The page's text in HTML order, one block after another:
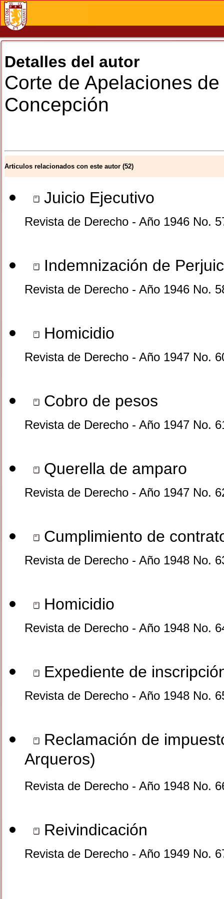
Detalles del autor
Corte de Apelaciones de
Concepción
Articulos relacionados con este autor (52)
Juicio Ejecutivo
Revista de Derecho - Año 1946 No.
Indemnización de
Revista de Derecho - Año 1946 No.
Homicidio
Revista de Derecho - Año 1947 No.
Cobro de pesos
Revista de Derecho - Año 1947 No.
Querella de amparo
Revista de Derecho - Año 1947 No.
Cumplimiento de
Revista de Derecho - Año 1948 No.
Homicidio
Revista de Derecho - Año 1948 No.
Expediente de
Revista de Derecho - Año 1948 No.
Reclamación de
Arqueros)
Revista de Derecho - Año 1948 No.
Reivindicación
Revista de Derecho - Año 1949 No.